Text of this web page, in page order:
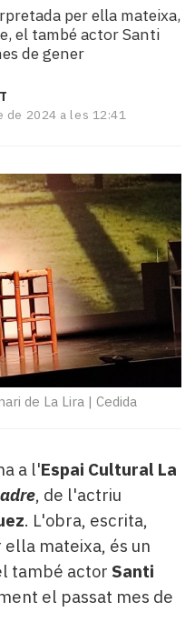
per ella mateixa,
el també actor Santi
de gener
de 2024 a les 12:41
de La Lira | Cedida
a l'Espai Cultural La
, de l'actriu
. L'obra, escrita,
mateixa, és un
també actor Santi
el passat mes de